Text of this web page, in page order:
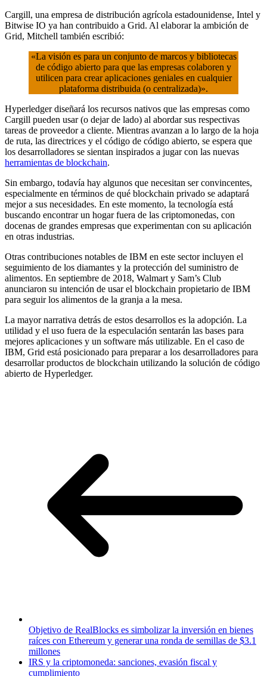
Cargill, una empresa de distribución agrícola estadounidense, Intel y
Bitwise IO ya han contribuido a Grid. Al elaborar la ambición de
Grid, Mitchell también escribió:
«La visión es para un conjunto de marcos y bibliotecas
de código abierto para que las empresas colaboren y
utilicen para crear aplicaciones geniales en cualquier
plataforma distribuida (o centralizada)».
Hyperledger diseñará los recursos nativos que las empresas como
Cargill pueden usar (o dejar de lado) al abordar sus respectivas
tareas de proveedor a cliente. Mientras avanzan a lo largo de la hoja
de ruta, las directrices y el código de código abierto, se espera que
los desarrolladores se sientan inspirados a jugar con las nuevas
herramientas de blockchain.
Sin embargo, todavía hay algunos que necesitan ser convincentes,
especialmente en términos de qué blockchain privado se adaptará
mejor a sus necesidades. En este momento, la tecnología está
buscando encontrar un hogar fuera de las criptomonedas, con
docenas de grandes empresas que experimentan con su aplicación
en otras industrias.
Otras contribuciones notables de IBM en este sector incluyen el
seguimiento de los diamantes y la protección del suministro de
alimentos. En septiembre de 2018, Walmart y Sam’s Club
anunciaron su intención de usar el blockchain propietario de IBM
para seguir los alimentos de la granja a la mesa.
La mayor narrativa detrás de estos desarrollos es la adopción. La
utilidad y el uso fuera de la especulación sentarán las bases para
mejores aplicaciones y un software más utilizable. En el caso de
IBM, Grid está posicionado para preparar a los desarrolladores para
desarrollar productos de blockchain utilizando la solución de código
abierto de Hyperledger.
Objetivo de RealBlocks es simbolizar la inversión en bienes
raíces con Ethereum y generar una ronda de semillas de $3.1
millones
IRS y la criptomoneda: sanciones, evasión fiscal y
cumplimiento